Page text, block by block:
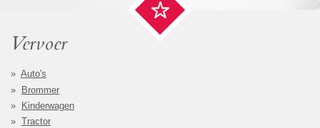
Vervoer
Auto's
Brommer
Kinderwagen
Tractor